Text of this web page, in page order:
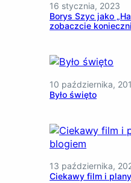
16 stycznia, 2023
Borys Szyc jako
zobaczcie
10 października,
Było święto
13 października,
Ciekawy film i